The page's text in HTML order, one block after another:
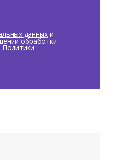
данныхи
обработки
Политики